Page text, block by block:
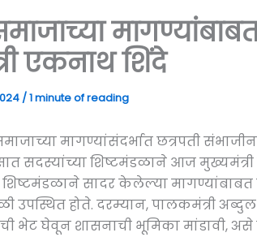
एकनाथ शिंदे
/1 minute of reading
मागण्यांसंदर्भात छत्रपती
सदस्यांच्या शिष्टमंडळाने आज
सादर केलेल्या मागण्यांबाबत
होते. दरम्यान, पालकमंत्री अब्दुल
भेट घेवून शासनाची भूमिका मांडावी, असे